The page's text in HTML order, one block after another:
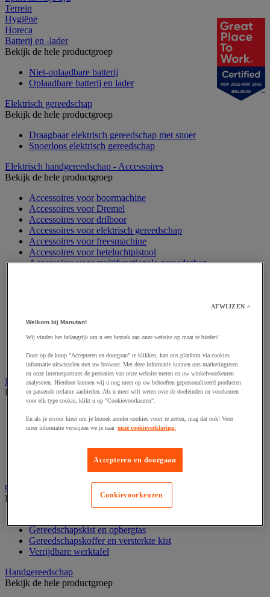
Terrein
Hygiëne
Horeca
Batterij en -lader
Bekijk de hele productgroep
Niet-oplaadbare batterij
Oplaadbare batterij en lader
Elektrisch gereedschap
Bekijk de hele productgroep
Draagbaar elektrisch gereedschap met snoer
Snoerloos elektrisch gereedschap
Elektrisch handgereedschap - Accessoires
Bekijk de hele productgroep
Accessoires voor boormachine
Accessoires voor Dremel
Accessoires voor drilboor
Accessoires voor elektrisch gereedschap
Accessoires voor freesmachine
Accessoires voor heteluchtpistool
Accessoires voor multifunctionele gereedschap
Accessoires voor snij- en snoeigereedschap
Accessoires voor snij-schuurmachine
Accessoires voor zaag
Elektrische toebehoren en verlichting
Bekijk de hele productgroep
Batterij, oplader en kabel
Elektrische kabel
Verlengsnoer, stekkerdoos en kapelhaspel
Wandcontactdoos en schakelaar
Gereedschap opbergen
Bekijk de hele productgroep
Gereedschapskist en opbergtas
Gereedschapskoffer en versterkte kist
Verrijdbare werktafel
Handgereedschap
Bekijk de hele productgroep
NOV 2025-NOV 2026
BELGIUM
AFWIJZEN >
Welkom bij Manutan!
Wij vinden het belangrijk om u een bezoek aan onze website op maat te bieden!
Door op de knop "Accepteren en doorgaan" te klikken, kan ons platform via cookies
informatie uitwisselen met uw browser. Met deze informatie kunnen ons marketingteam
en onze internetpartners de prestaties van onze website meten en uw winkelvoorkeuren
analyseren. Hierdoor kunnen wij u nog meer op uw behoeften gepersonaliseerd producten
en passende reclame aanbieden. Als u meer wilt weten over de doeleinden en voorkeuren
voor elk type cookie, klikt u op "Cookievoorkeuren".
En als je ervoor kiest om je bezoek zonder cookies voort te zetten, mag dat ook! Voor
meer informatie verwijzen we je naar onze cookieverklaring.
Accepteren en doorgaan
Cookievoorkeuren